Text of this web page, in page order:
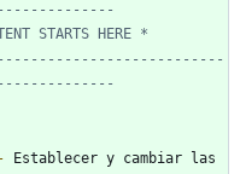
STARTS HERE *
Establecer y cambiar las